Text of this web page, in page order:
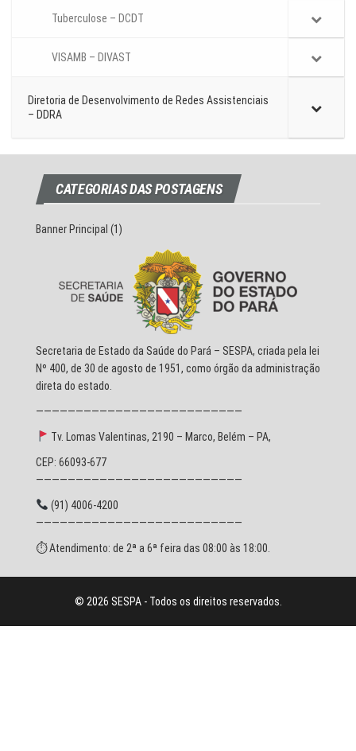
Tuberculose – DCDT
VISAMB – DIVAST
Diretoria de Desenvolvimento de Redes Assistenciais
– DDRA
CATEGORIAS DAS POSTAGENS
Banner Principal (1)
Secretaria de Estado da Saúde do Pará – SESPA, criada pela lei
Nº 400, de 30 de agosto de 1951, como órgão da administração
direta do estado.
——————————————————————————
Tv. Lomas Valentinas, 2190 – Marco, Belém – PA,
CEP: 66093-677
——————————————————————————
(91) 4006-4200
——————————————————————————
⏱ Atendimento: de 2ª a 6ª feira das 08:00 às 18:00.
© 2026 SESPA - Todos os direitos reservados.